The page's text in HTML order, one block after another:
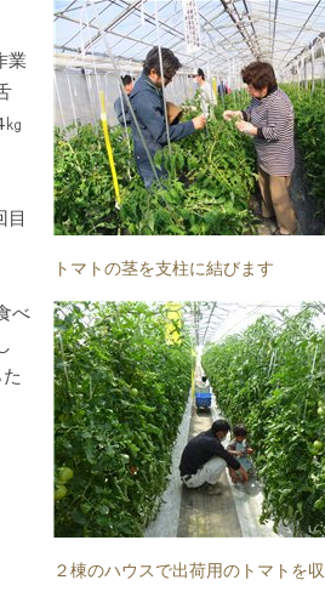
トマトの茎を支柱に結びます
２棟のハウスで出荷用のトマトを
業
目
べ